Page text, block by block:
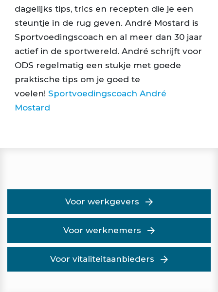
dagelijks tips, trics en recepten die je een
steuntje in de rug geven. André Mostard is
Sportvoedingscoach en al meer dan 30 jaar
actief in de sportwereld. André schrijft voor
ODS regelmatig een stukje met goede
praktische tips om je goed te
voelen! Sportvoedingscoach André
Mostard
Voor werkgevers
Voor werknemers
Voor vitaliteitaanbieders